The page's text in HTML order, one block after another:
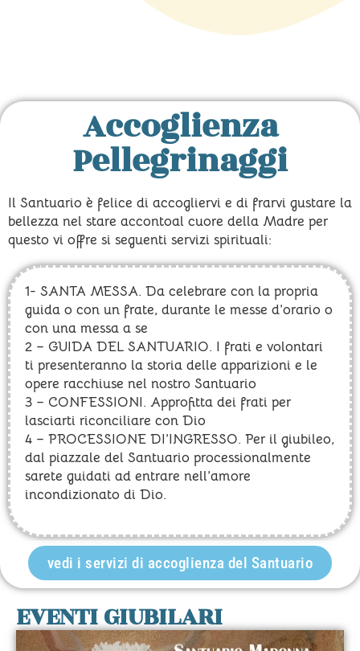
Accoglienza
Pellegrinaggi
Il Santuario è felice di accogliervi e di frarvi gustare la
bellezza nel stare accontoal cuore della Madre per
questo vi offre si seguenti servizi spirituali:
1- SANTA MESSA. Da celebrare con la propria
guida o con un frate, durante le messe d’orario o
con una messa a se
2 – GUIDA DEL SANTUARIO. I frati e volontari
ti presenteranno la storia delle apparizioni e le
opere racchiuse nel nostro Santuario
3 – CONFESSIONI. Approfitta dei frati per
lasciarti riconciliare con Dio
4 – PROCESSIONE DI’INGRESSO. Per il giubileo,
dal piazzale del Santuario processionalmente
sarete guidati ad entrare nell’amore
incondizionato di Dio.
vedi i servizi di accoglienza del Santuario
EVENTI GIUBILARI